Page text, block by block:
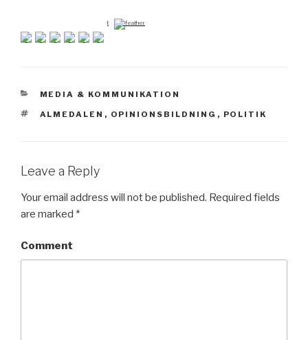
by
CATEGORIES
MEDIA & KOMMUNIKATION
TAGS
ALMEDALEN , OPINIONSBILDNING , POLITIK
Leave a Reply
Your email address will not be published. Required fields
are marked *
Comment